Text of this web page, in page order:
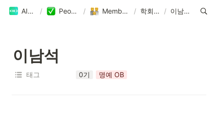
AIKU / People / Members / 학회원 / 이남석
이남석
태그 0기 명예 OB